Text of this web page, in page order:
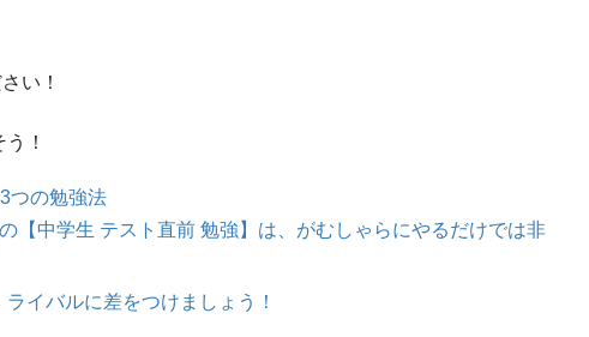
い！
！
つの勉強法
【中学生 テスト直前 勉強】は、がむしゃらにやるだけでは非
イバルに差をつけましょう！